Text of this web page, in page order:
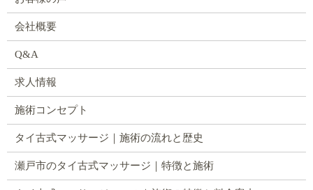
会社概要
Q&A
求人情報
施術コンセプト
タイ古式マッサージ｜施術の流れと歴史
瀬戸市のタイ古式マッサージ｜特徴と施術